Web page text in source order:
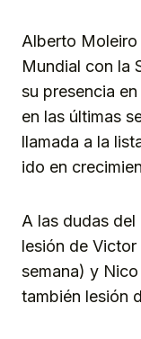
Alberto Moleiro
Mundial con la
su presencia
en las últimas
llamada a la
ido en
A las dudas
lesión de
semana) y
también lesión